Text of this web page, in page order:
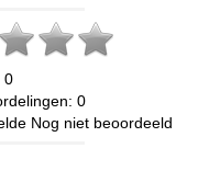
0
0
Nog niet beoordeeld